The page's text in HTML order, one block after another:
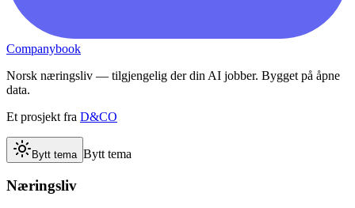
Companybook
Norsk næringsliv — tilgjengelig der din AI jobber. Bygget på åpne
data.
Et prosjekt fra D&CO
Bytt tema Bytt tema
Næringsliv